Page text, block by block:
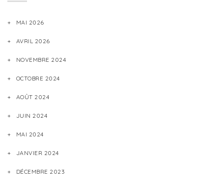
MAI 2026
AVRIL 2026
NOVEMBRE 2024
OCTOBRE 2024
AOÛT 2024
JUIN 2024
MAI 2024
JANVIER 2024
DÉCEMBRE 2023